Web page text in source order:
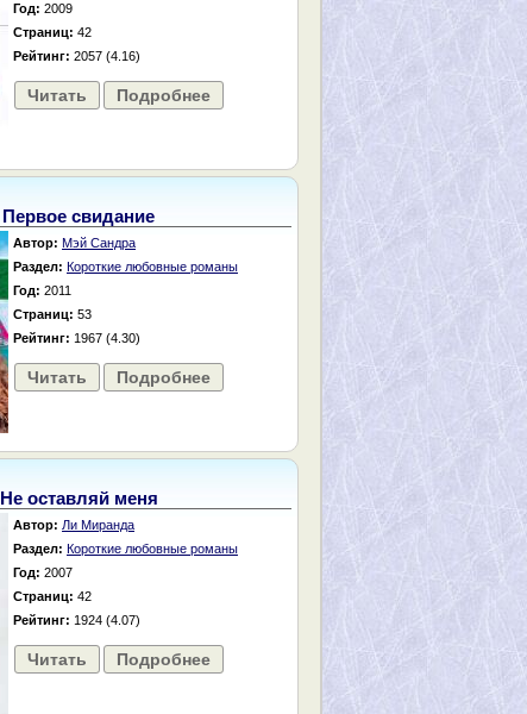
Год: 2009
Страниц: 42
Рейтинг: 2057 (4.16)
Читать Подробнее
Первое свидание
Автор: Мэй Сандра
Раздел: Короткие любовные романы
Год: 2011
Страниц: 53
Рейтинг: 1967 (4.30)
Читать Подробнее
Не оставляй меня
Автор: Ли Миранда
Раздел: Короткие любовные романы
Год: 2007
Страниц: 42
Рейтинг: 1924 (4.07)
Читать Подробнее